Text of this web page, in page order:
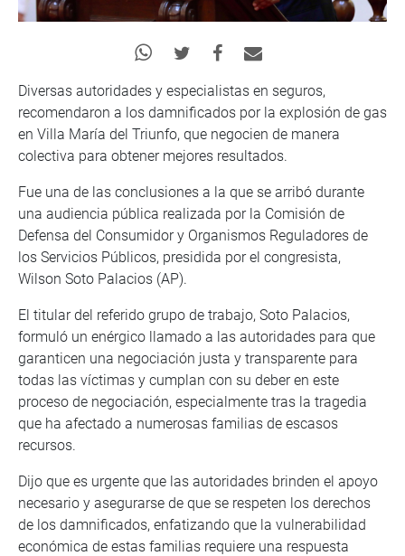
Diversas autoridades y especialistas en seguros,
recomendaron a los damnificados por la explosión de gas
en Villa María del Triunfo, que negocien de manera
colectiva para obtener mejores resultados.
Fue una de las conclusiones a la que se arribó durante
una audiencia pública realizada por la Comisión de
Defensa del Consumidor y Organismos Reguladores de
los Servicios Públicos, presidida por el congresista,
Wilson Soto Palacios (AP).
El titular del referido grupo de trabajo, Soto Palacios,
formuló un enérgico llamado a las autoridades para que
garanticen una negociación justa y transparente para
todas las víctimas y cumplan con su deber en este
proceso de negociación, especialmente tras la tragedia
que ha afectado a numerosas familias de escasos
recursos.
Dijo que es urgente que las autoridades brinden el apoyo
necesario y asegurarse de que se respeten los derechos
de los damnificados, enfatizando que la vulnerabilidad
económica de estas familias requiere una respuesta